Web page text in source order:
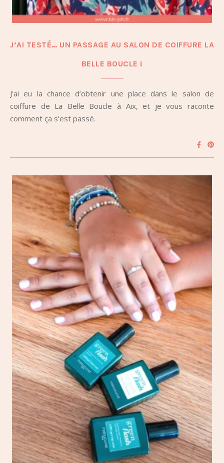
J’AI TESTÉ… UN PASSAGE AU SALON DE COIFFURE LA
BELLE BOUCLE !
J'ai eu la chance d’obtenir une place dans le salon de
coiffure de La Belle Boucle à Aix, et je vous raconte
comment ça s’est passé.